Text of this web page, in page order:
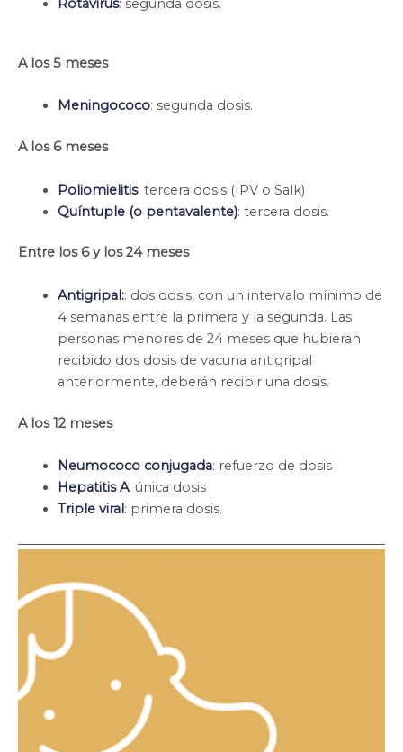
Rotavirus: segunda dosis.
A los 5 meses
Meningococo: segunda dosis.
A los 6 meses
Poliomielitis: tercera dosis (IPV o Salk)
Quíntuple (o pentavalente): tercera dosis.
Entre los 6 y los 24 meses
Antigripal:: dos dosis, con un intervalo mínimo de
4 semanas entre la primera y la segunda. Las
personas menores de 24 meses que hubieran
recibido dos dosis de vacuna antigripal
anteriormente, deberán recibir una dosis.
A los 12 meses
Neumococo conjugada: refuerzo de dosis
Hepatitis A: única dosis
Triple viral: primera dosis.